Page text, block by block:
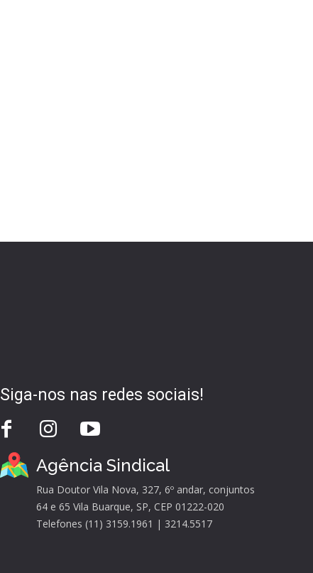
Siga-nos nas redes sociais!
Agência Sindical
Rua Doutor Vila Nova, 327, 6º andar, conjuntos
64 e 65 Vila Buarque, SP, CEP 01222-020
Telefones (11) 3159.1961 | 3214.5517